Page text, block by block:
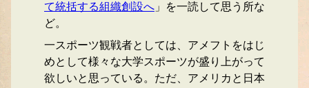
て統括する組織創設へ 」を一読して思う所な
ど。
一スポーツ観戦者としては、アメフトをはじ
めとして様々な大学スポーツが盛り上がって
欲しいと思っている。ただ、アメリカと日本